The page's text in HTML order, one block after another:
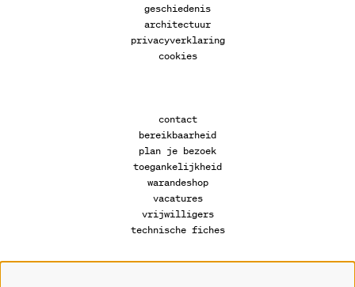
geschiedenis
architectuur
privacyverklaring
cookies
contact
bereikbaarheid
plan je bezoek
toegankelijkheid
warandeshop
vacatures
vrijwilligers
technische fiches